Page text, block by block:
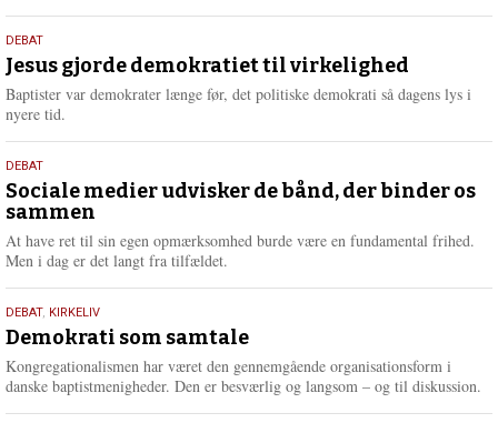
e
e
18.
maj
2026
DEBAT
Jesus gjorde demokratiet til virkelighed
Baptister var demokrater længe før, det politiske demokrati så dagens lys i
nyere tid.
18.
maj
2026
DEBAT
Sociale medier udvisker de bånd, der binder os
sammen
At have ret til sin egen opmærksomhed burde være en fundamental frihed.
Men i dag er det langt fra tilfældet.
18.
maj
2026
DEBAT, KIRKELIV
Demokrati som samtale
Kongregationalismen har været den gennemgående organisationsform i
danske baptistmenigheder. Den er besværlig og langsom – og til diskussion.